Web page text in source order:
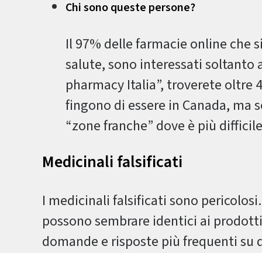
Chi sono queste persone?
Il 97% delle farmacie online che
salute, sono interessati soltanto
pharmacy Italia”, troverete oltre
fingono di essere in Canada,
“zone franche” dove è più
Medicinali falsificati
I medicinali falsificati sono
possono sembrare identici ai
domande e risposte più frequenti